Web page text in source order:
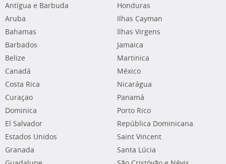
Antígua e Barbuda
Aruba
Bahamas
Barbados
Belize
Canadá
Costa Rica
Curaçao
Dominica
El Salvador
Estados Unidos
Granada
Honduras
Ilhas Cayman
Ilhas Virgens
Jamaica
Martinica
México
Nicarágua
Panamá
Porto Rico
República Dominicana
Saint Vincent
Santa Lúcia